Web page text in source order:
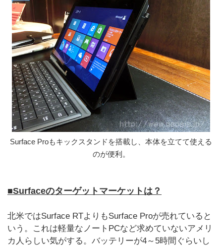
Surface Proもキックスタンドを搭載し、本体を立てて使える
のが便利。
■Surfaceのターゲットマーケットは？
北米ではSurface RTよりもSurface Proが売れていると
いう。これは軽量なノートPCなど求めていないアメリ
カ人らしい気がする。バッテリーが4～5時間ぐらいし